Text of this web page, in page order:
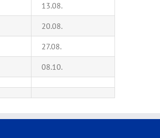
13.08.
20.08.
27.08.
08.10.